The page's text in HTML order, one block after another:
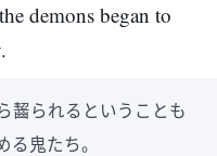
demons began to
齧られるということも
鬼たち。